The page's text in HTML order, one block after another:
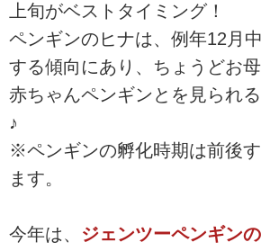
上旬がベストタイミング！
ペンギンのヒナは、例年12月
する傾向にあり、ちょうどお
赤ちゃんペンギンとを見られ
♪
※ペンギンの孵化時期は前後
ます。
今年は、 ジェンツーペンギン